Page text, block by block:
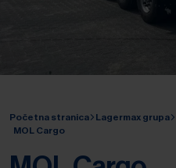
Početna stranica Lagermax grupa
MOL Cargo